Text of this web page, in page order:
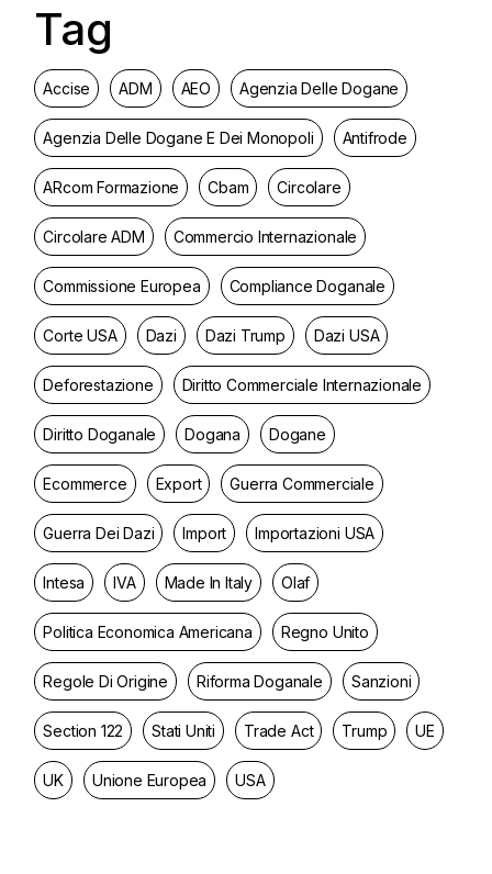
Tag
Accise ADM AEO Agenzia Delle Dogane
Agenzia Delle Dogane E Dei Monopoli Antifrode
ARcom Formazione Cbam Circolare
Circolare ADM Commercio Internazionale
Commissione Europea Compliance Doganale
Corte USA Dazi Dazi Trump Dazi USA
Deforestazione Diritto Commerciale Internazionale
Diritto Doganale Dogana Dogane
Ecommerce Export Guerra Commerciale
Guerra Dei Dazi Import Importazioni USA
Intesa IVA Made In Italy Olaf
Politica Economica Americana Regno Unito
Regole Di Origine Riforma Doganale Sanzioni
Section 122 Stati Uniti Trade Act Trump UE
UK Unione Europea USA